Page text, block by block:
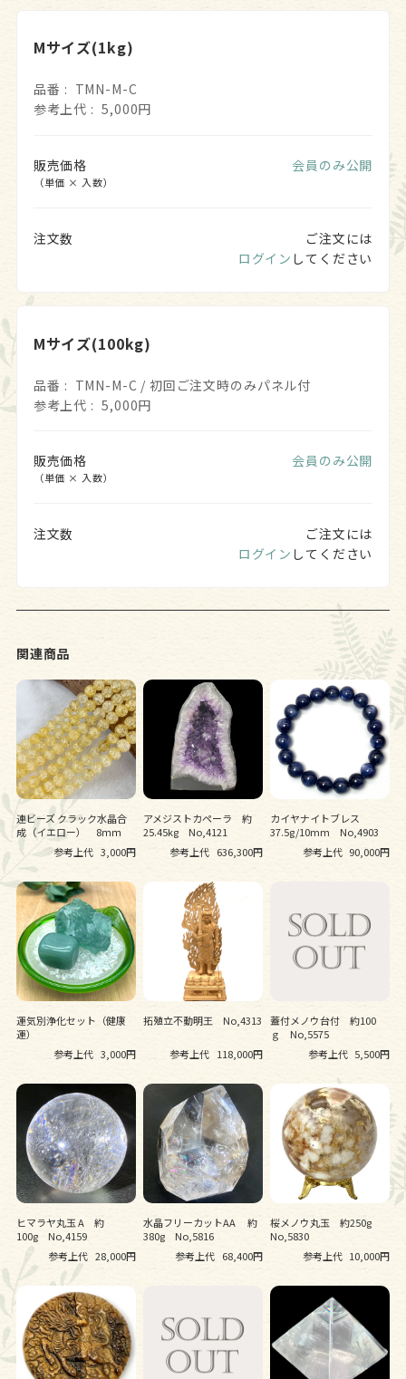
Mサイズ(1kg)
品番
TMN-M-C
参考上代
5,000円
販売価格
（単価 × 入数）
会員のみ公開
注文数
ご注文には
ログイン してください
Mサイズ(100kg)
品番
TMN-M-C / 初回ご注文時のみパネル付
参考上代
5,000円
販売価格
（単価 × 入数）
会員のみ公開
注文数
ご注文には
ログイン してください
関連商品
連ビーズ クラック水晶合
成（イエロー） 8ｍｍ
参考上代 3,000円
アメジストカペーラ 約
25.45kg No,4121
参考上代 636,300円
カイヤナイトブレス
37.5g/10mm No,4903
参考上代 90,000円
運気別浄化セット（健康
運）
参考上代 3,000円
拓殖立不動明王 No,4313
参考上代 118,000円
蓋付メノウ台付 約100
ｇ No,5575
参考上代 5,500円
ヒマラヤ丸玉 A 約
100g No,4159
参考上代 28,000円
水晶フリーカットAA 約
380g No,5816
参考上代 68,400円
桜メノウ丸玉 約250g
No,5830
参考上代 10,000円